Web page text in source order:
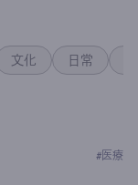
文化 日常
# 医療